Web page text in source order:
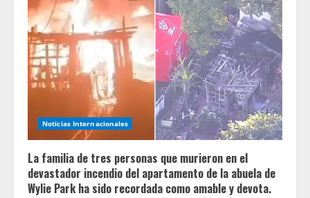
Noticias Internacionales
La familia de tres personas que murieron en el
devastador incendio del apartamento de la abuela de
Wylie Park ha sido recordada como amable y devota.